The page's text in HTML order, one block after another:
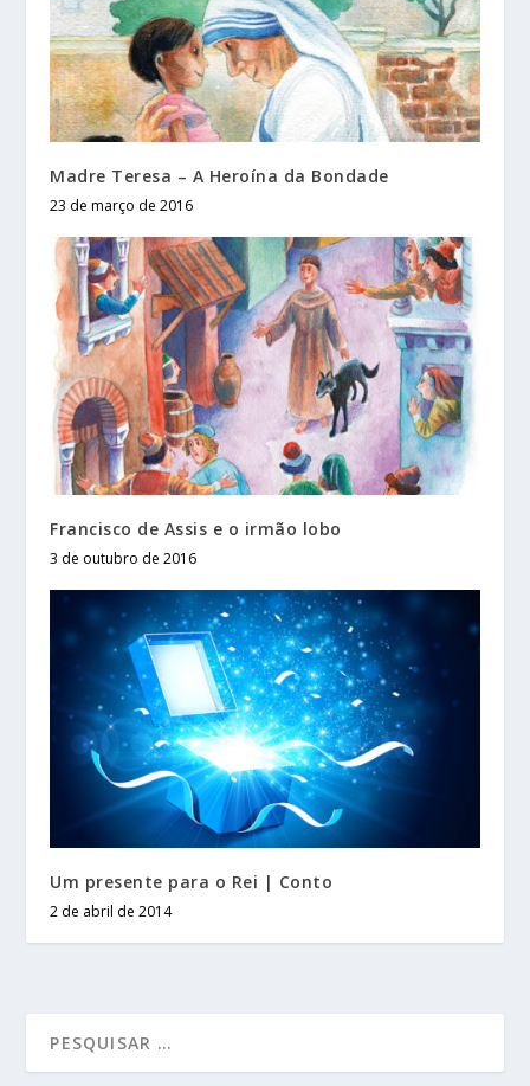
Madre Teresa – A Heroína da Bondade
23 de março de 2016
Francisco de Assis e o irmão lobo
3 de outubro de 2016
Um presente para o Rei | Conto
2 de abril de 2014